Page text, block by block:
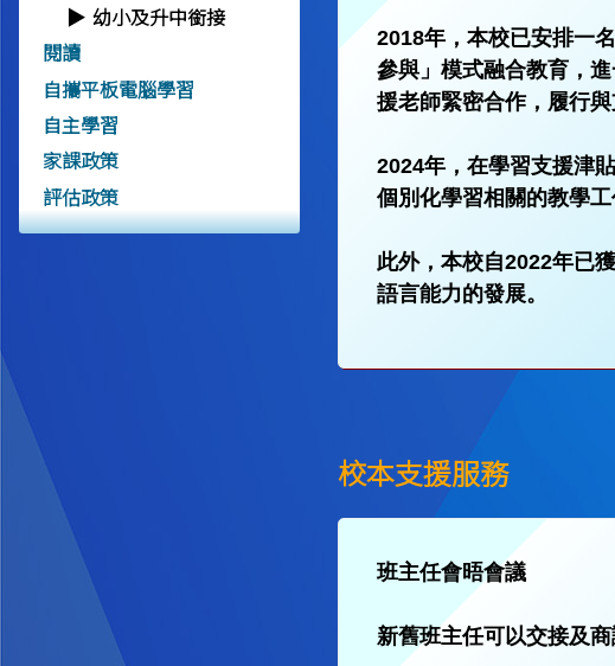
幼小及升中銜接
閱讀
自攜平板電腦學習
自主學習
家課政策
評估政策
2018年，本校已安排一
參與」模式融合教育，
援老師緊密合作，履行
2024年，在學習支援津
個別化學習相關的教學
此外，本校自2022年已
語言能力的發展。
校本支援服務
班主任會晤會議
新舊班主任可以交接及